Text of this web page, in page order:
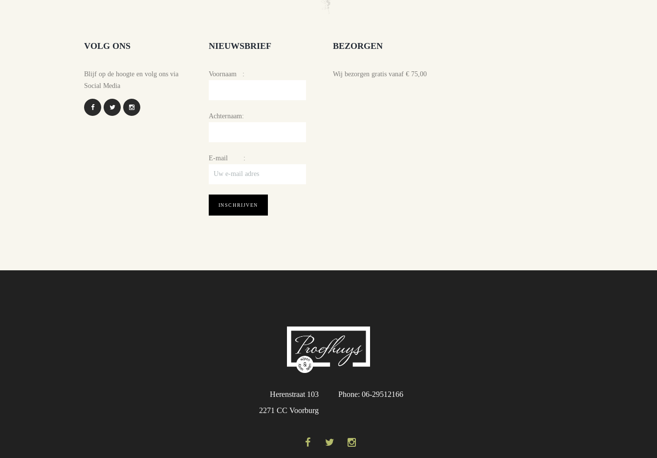
VOLG ONS
Blijf op de hoogte en volg ons via
Social Media
NIEUWSBRIEF
Voornaam :
Achternaam:
E-mail :
BEZORGEN
Wij bezorgen gratis vanaf € 75,00
Phone: 06-29512166
Herenstraat 103
2271 CC Voorburg